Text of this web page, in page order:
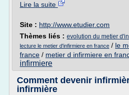
Lire la suite
Site : http://www.etudier.com
Thèmes liés : evolution du metier
lecture le metier d'infirmiere en france / le
france / metier d infirmiere en
infirmiere
Comment devenir
infirmière